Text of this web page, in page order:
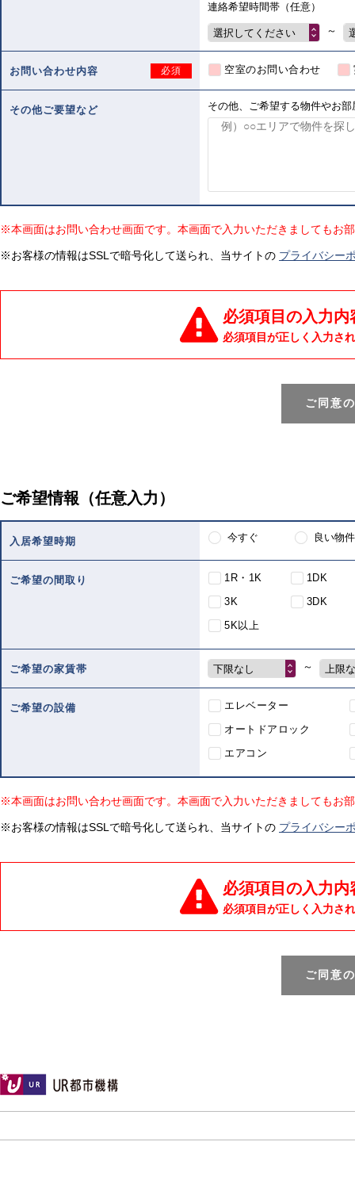
連絡希望時間帯（任意）
選択してください ～
お問い合わせ内容 必須 空室のお問い合わせ
その他ご要望など その他、ご希望する物件やお
※本画面はお問い合わせ画面です。本画面で入力いただきましてもお
※お客様の情報はSSLで暗号化して送られ、当サイトの プライバシー
必須項目の入力
必須項目が正しく入力さ
ご同意
ご希望情報（任意入力）
入居希望時期 今すぐ 良い物
ご希望の間取り 1R・1K
1DK
3K
3DK
5K以上
ご希望の家賃帯 下限なし ～ 上限
ご希望の設備
エレベーター
オートドアロック
エアコン
※本画面はお問い合わせ画面です。本画面で入力いただきましてもお
※お客様の情報はSSLで暗号化して送られ、当サイトの プライバシー
必須項目の入力
必須項目が正しく入力さ
ご同意